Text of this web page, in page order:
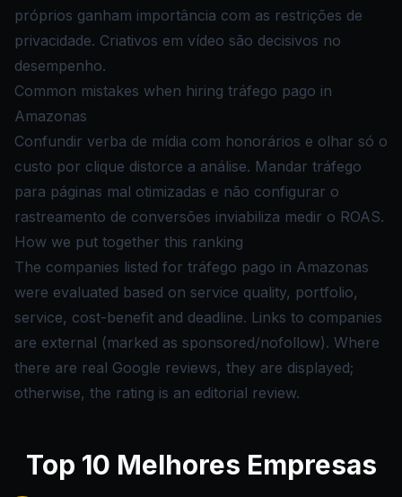
próprios ganham importância com as restrições de
privacidade. Criativos em vídeo são decisivos no
desempenho.
Common mistakes when hiring tráfego pago in
Amazonas
Confundir verba de mídia com honorários e olhar só o
custo por clique distorce a análise. Mandar tráfego
para páginas mal otimizadas e não configurar o
rastreamento de conversões inviabiliza medir o ROAS.
How we put together this ranking
The companies listed for tráfego pago in Amazonas
were evaluated based on service quality, portfolio,
service, cost-benefit and deadline. Links to companies
are external (marked as sponsored/nofollow). Where
there are real Google reviews, they are displayed;
otherwise, the rating is an editorial review.
Top 10 Melhores Empresas